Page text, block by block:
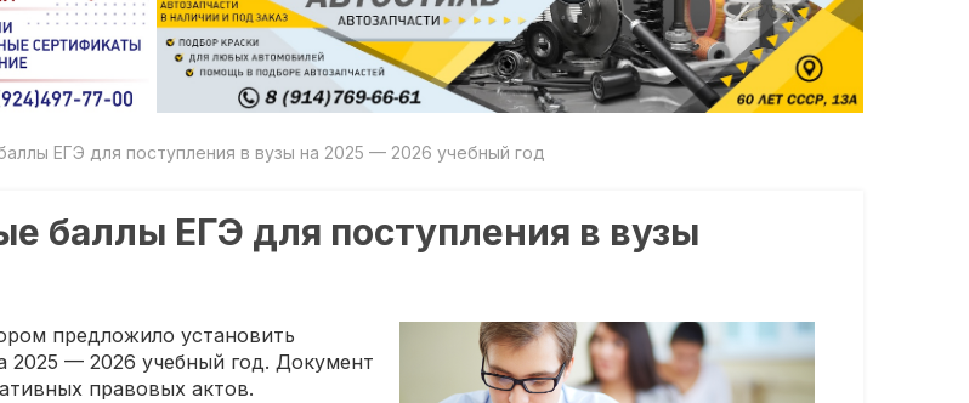
ЕГЭ для поступления в вузы на 2025 — 2026 учебный год
баллы ЕГЭ для поступления в вузы
предложило установить
2025 — 2026 учебный год. Документ
правовых актов.